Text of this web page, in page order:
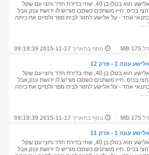
אלישע הוא בטלן בן 40, שחי בדירת חדר וחצי עם שקל
וחצי בכיס. חייו משתנים כשסבו מוריש לו ירושת ענק,אבל
אחד - על אלישע לחזור לבית ספר ולסיים את כיתה
ו'. ...
175 MB נוסף בתאריך 2015-11-17 09:19:39
עונה 1 - פרק 12
אלישע הוא בטלן בן 40, שחי בדירת חדר וחצי עם שקל
וחצי בכיס. חייו משתנים כשסבו מוריש לו ירושת ענק,אבל
אחד - על אלישע לחזור לבית ספר ולסיים את כיתה
ו'. ...
175 MB נוסף בתאריך 2015-11-17 09:19:39
עונה 1 - פרק 11
אלישע הוא בטלן בן 40, שחי בדירת חדר וחצי עם שקל
וחצי בכיס. חייו משתנים כשסבו מוריש לו ירושת ענק,אבל